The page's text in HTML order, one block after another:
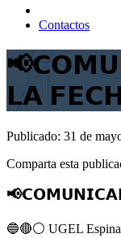
Contactos
𝗟𝗔
Publicado: 31 de
Comparta esta
🔵🔴⚪️ UGEL